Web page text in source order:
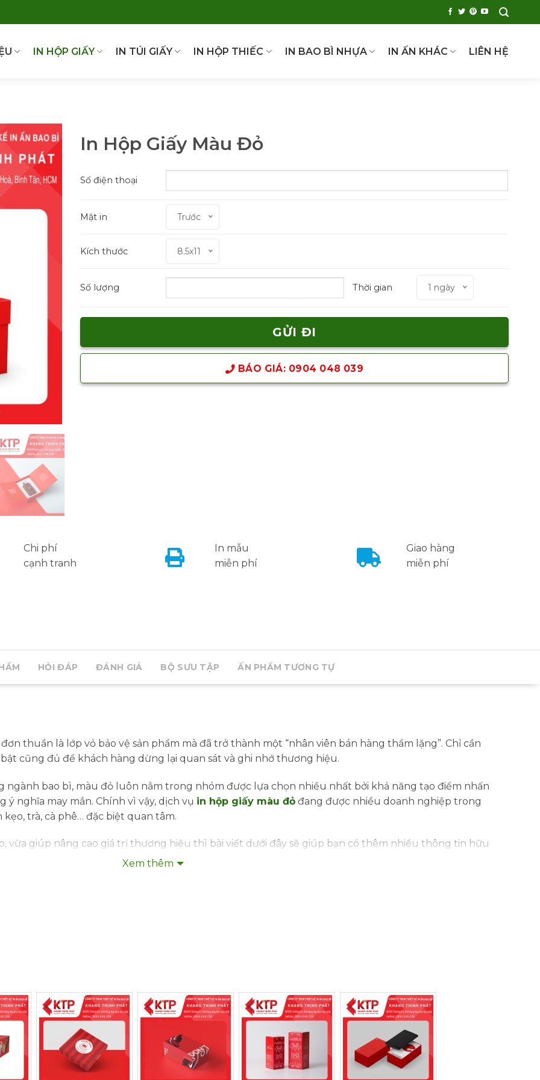
IN HỘP GIẤY IN TÚI GIẤY IN HỘP THIẾC IN BAO BÌ NHỰA IN ẤN KHÁC LIÊN HỆ
In Hộp Giấy Màu Đỏ
Số điện thoại
Mặt in Trước
Kích thước 8.5x11
Số lượng Thời gian 1 ngày
BÁO GIÁ: 0904 048 039
Chi phí
cạnh tranh
In mẫu
miễn phí
Giao hàng
miễn phí
HỎI ĐÁP ĐÁNH GIÁ BỘ SƯU TẬP ẤN PHẨM TƯƠNG TỰ
thuần là lớp vỏ bảo vệ sản phẩm mà đã trở thành một “nhân viên bán hàng thầm lặng”. Chỉ cần
cũng đủ để khách hàng dừng lại quan sát và ghi nhớ thương hiệu.
bao bì, màu đỏ luôn nằm trong nhóm được lựa chọn nhiều nhất bởi khả năng tạo điểm nhấn
nghĩa may mắn. Chính vì vậy, dịch vụ in hộp giấy màu đỏ đang được nhiều doanh nghiệp trong
trà, cà phê… đặc biệt quan tâm.
vừa giúp nâng cao giá trị thương hiệu thì bài viết dưới đây sẽ giúp bạn có thêm nhiều thông tin hữu
nhanh hơn hầu hết các màu sắc khác. Đây cũng là màu sắc đại diện cho:
đỏ còn tượng trưng cho tài lộc nên thường xuất hiện trong:
Xem thêm